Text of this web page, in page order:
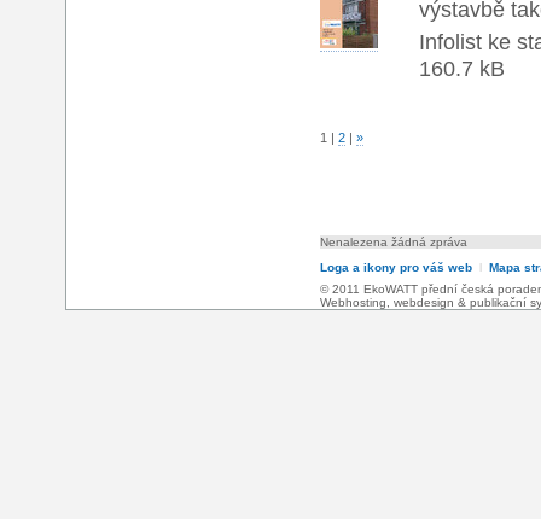
výstavbě
Infolist ke
160.7 kB
1 | 2 | »
Nenalezena žádná zpráva
Loga a ikony pro váš web l Mapa
© 2011 EkoWATT přední česká
Webhosting
webdesign & publikační